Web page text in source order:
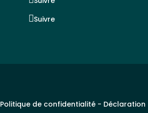
Suivre
Politique de confidentialité - Déclaration